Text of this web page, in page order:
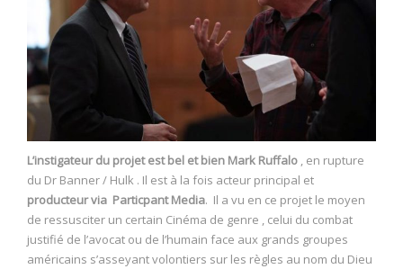
L’instigateur du projet est bel et bien Mark Ruffalo , en rupture
du Dr Banner / Hulk . Il est à la fois acteur principal et
producteur via Particpant Media. Il a vu en ce projet le moyen
de ressusciter un certain Cinéma de genre , celui du combat
justifié de l’avocat ou de l’humain face aux grands groupes
américains s’asseyant volontiers sur les règles au nom du Dieu